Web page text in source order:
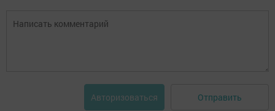
Авторизоваться Отправить